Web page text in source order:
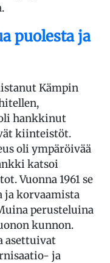
puolesta ja
Kämpin
hankkinut
kiinteistöt.
oli ympäröivää
katsoi
Vuonna 1961 se
ja korvaamista
perusteluina
kunnon.
asettuivat
ja